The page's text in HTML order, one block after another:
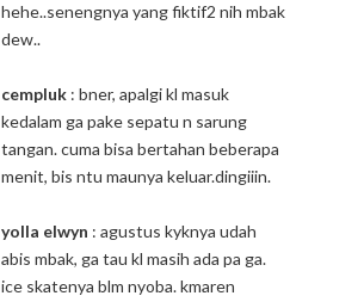
hehe..senengnya yang fiktif2 nih mbak
dew..
cempluk : bner, apalgi kl masuk
kedalam ga pake sepatu n sarung
tangan. cuma bisa bertahan beberapa
menit, bis ntu maunya keluar.dingiiin.
yolla elwyn : agustus kyknya udah
abis mbak, ga tau kl masih ada pa ga.
ice skatenya blm nyoba. kmaren